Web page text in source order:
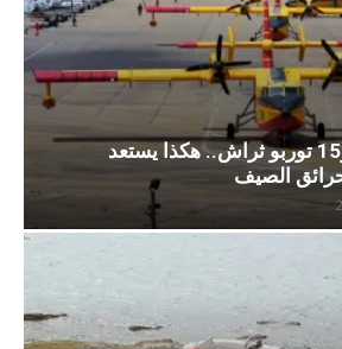
8 طائرات كنادير و15 توربو ثراش.. هكذا يستعد
الصيف